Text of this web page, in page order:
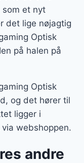
et nyt
det lige nøjagtig
Optisk
på halen på
Optisk
og det hører til
ligger i
webshoppen.
andre